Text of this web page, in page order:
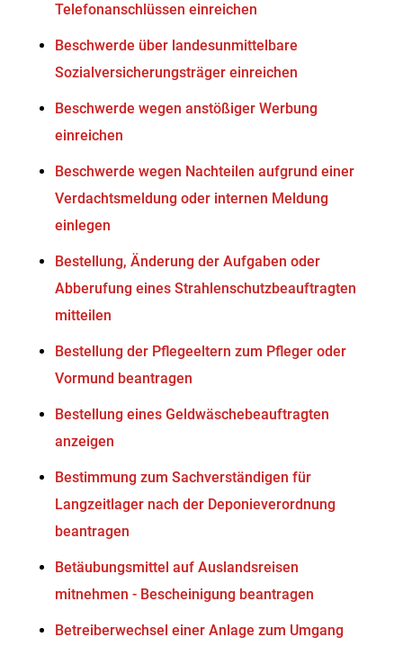
Telefonanschlüssen einreichen
Beschwerde über landesunmittelbare
Sozialversicherungsträger einreichen
Beschwerde wegen anstößiger Werbung
einreichen
Beschwerde wegen Nachteilen aufgrund einer
Verdachtsmeldung oder internen Meldung
einlegen
Bestellung, Änderung der Aufgaben oder
Abberufung eines Strahlenschutzbeauftragten
mitteilen
Bestellung der Pflegeeltern zum Pfleger oder
Vormund beantragen
Bestellung eines Geldwäschebeauftragten
anzeigen
Bestimmung zum Sachverständigen für
Langzeitlager nach der Deponieverordnung
beantragen
Betäubungsmittel auf Auslandsreisen
mitnehmen - Bescheinigung beantragen
Betreiberwechsel einer Anlage zum Umgang